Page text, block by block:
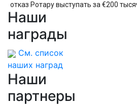
отказ Ротару выступать за €200
Наши
награды
См. список
наших наград
Наши
партнеры